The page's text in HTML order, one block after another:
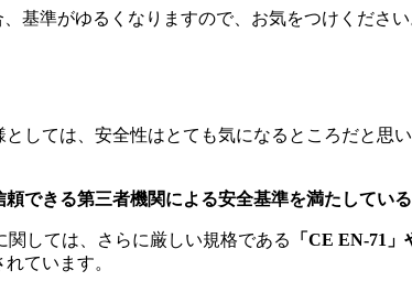
基準がゆるくなりますので、お気をつけくださ
しては、安全性はとても気になるところだと思い
頼できる第三者機関による安全基準を満たしてい
しては、さらに厳しい規格である 「CE EN-71」
れています。